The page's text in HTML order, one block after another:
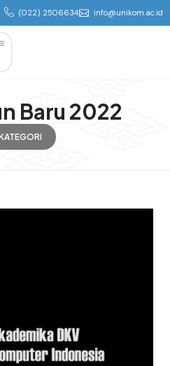
(022) 2506634 info@unikom.ac.id
Baru 2022